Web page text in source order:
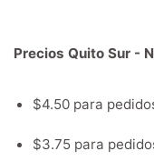
Precios Quito Sur -
$4.50 para
$3.75 para